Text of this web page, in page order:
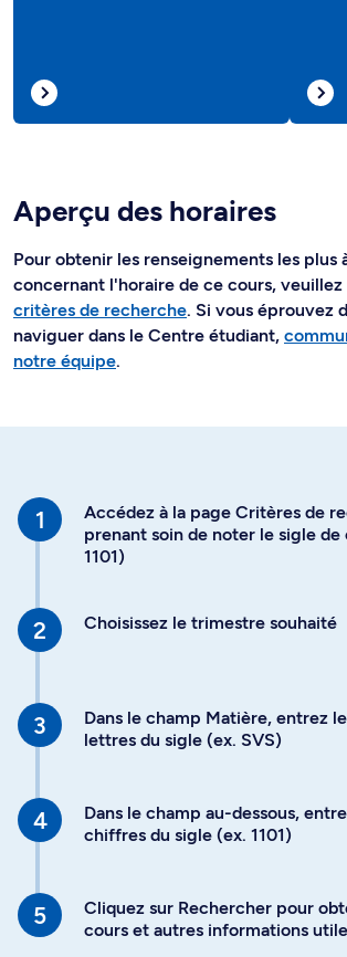
Aperçu des horaires
Pour obtenir les renseignements les plus
concernant l'horaire de ce cours,
critères de recherche. Si vous éprouvez
naviguer dans le Centre étudiant,
notre équipe.
Accédez à la page Critères de
prenant soin de noter le sigle de
1101)
Choisissez le trimestre souhaité
Dans le champ Matière, entrez
lettres du sigle (ex. SVS)
Dans le champ au-dessous,
chiffres du sigle (ex. 1101)
Cliquez sur Rechercher pour
cours et autres informations